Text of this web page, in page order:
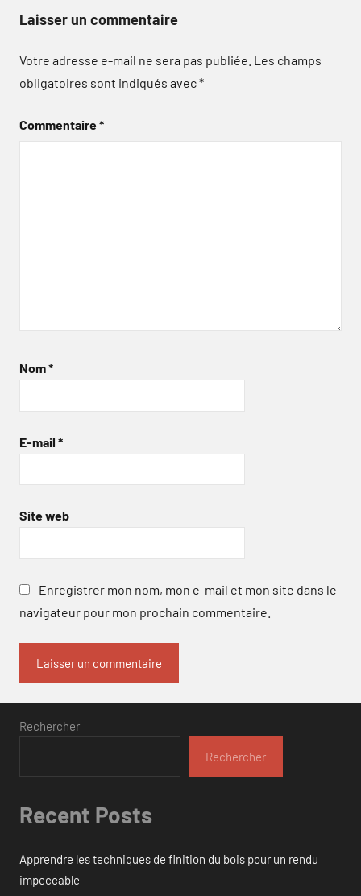
Laisser un commentaire
Votre adresse e-mail ne sera pas publiée. Les champs
obligatoires sont indiqués avec*
Commentaire*
Nom*
E-mail *
Site web
Enregistrer mon nom, mon e-mail et mon site dans le
navigateur pour mon prochain commentaire.
Rechercher
Rechercher
Recent Posts
Apprendre les techniques de finition du bois pour un rendu
impeccable